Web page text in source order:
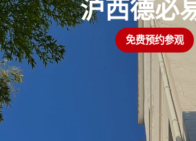
沪西德必
免费预约参观